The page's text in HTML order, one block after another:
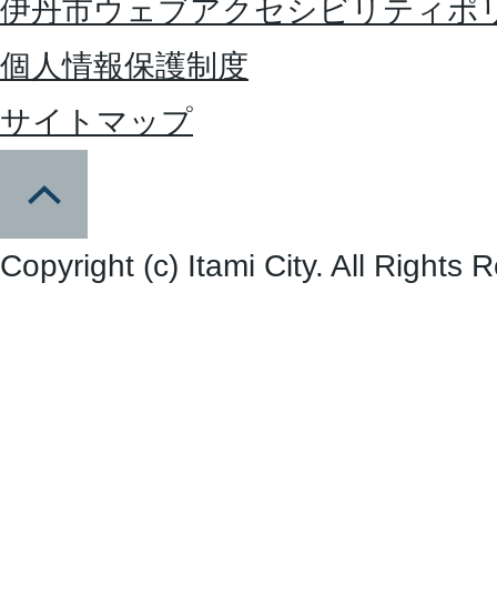
伊丹市ウェブアクセシビリティポ
個人情報保護制度
サイトマップ
Copyright (c) Itami City. All Rights